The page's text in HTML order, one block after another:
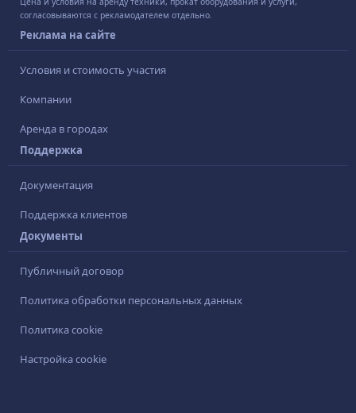
согласовываются с рекламодателем отдельно.
Реклама на сайте
Условия и стоимость участия
Компании
Аренда в городах
Поддержка
Документация
Поддержка клиентов
Документы
Публичный договор
Политика обработки персональных данных
Политика cookie
Настройка cookie